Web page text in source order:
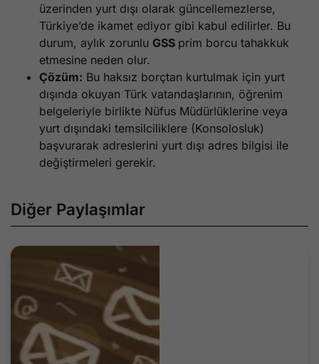
üzerinden yurt dışı olarak güncellemezlerse,
Türkiye’de ikamet ediyor gibi kabul edilirler. Bu
durum, aylık zorunlu GSS prim borcu tahakkuk
etmesine neden olur.
Çözüm: Bu haksız borçtan kurtulmak için yurt
dışında okuyan Türk vatandaşlarının, öğrenim
belgeleriyle birlikte Nüfus Müdürlüklerine veya
yurt dışındaki temsilciliklere (Konsolosluk)
başvurarak adreslerini yurt dışı adres bilgisi ile
değiştirmeleri gerekir.
Diğer Paylaşımlar